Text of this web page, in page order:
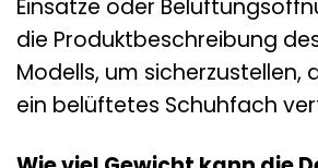
Einsätze oder
die Produktbeschreibung
Modells, um sicherzustellen,
ein belüftetes Schuhfach